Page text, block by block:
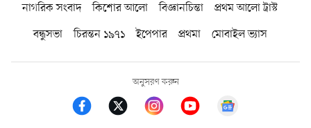
নাগরিক সংবাদ কিশোর আলো বিজ্ঞানচিন্তা
প্রথম আলো ট্রাস্ট
বন্ধুসভা
চিরন্তন ১৯৭১ ইপেপার প্রথমা মোবাইল ভ্যাস
অনুসরণ করুন